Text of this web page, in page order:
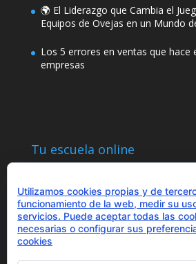
🌍 El Liderazgo que Cambia el
Equipos de Ovejas en un Mundo
Los 5 errores en ventas que hace
empresas
Tu escuela online
¿Hablamos?
Utilizamos cookies propias y de
funcionamiento de la web, medir su
servicios. Puede aceptar todas las
necesarias o configurar sus
cookies